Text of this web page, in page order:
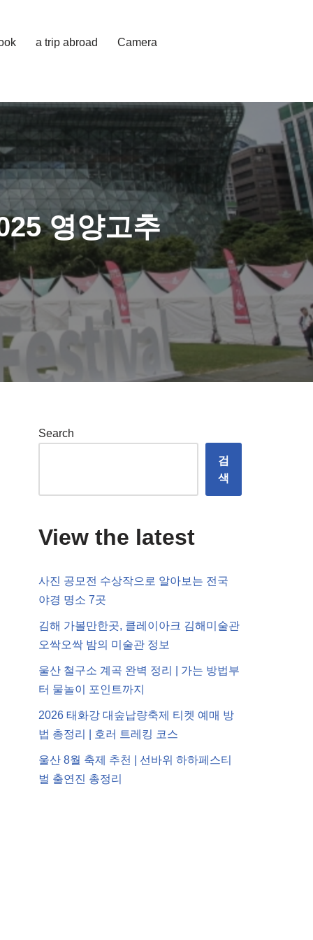
a trip abroad
Camera
영양고추
Search
검
색
View the latest
사진 공모전 수상작으로 알아보는 전국
야경 명소 7곳
김해 가볼만한곳, 클레이아크 김해미술관
오싹오싹 밤의 미술관 정보
울산 철구소 계곡 완벽 정리 | 가는 방법부
터 물놀이 포인트까지
2026 태화강 대숲납량축제 티켓 예매 방
법 총정리 | 호러 트레킹 코스
울산 8월 축제 추천 | 선바위 하하페스티
벌 출연진 총정리